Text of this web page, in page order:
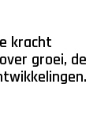
kracht
groei, de